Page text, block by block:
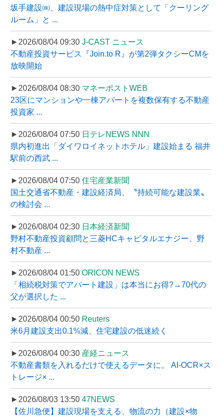
坂手建設㈱、建設現場の熱中症対策として「クーリング
ルーム」と ...
►2026/08/04 09:30 J-CAST ニュース
不動産投資サービス『Join.to R』が第2弾タクシーCMを
放映開始
►2026/08/04 08:30 マネーポストWEB
23区にマンションや一棟アパートを複数保有する不動産
投資家 ...
►2026/08/04 07:50 日テレNEWS NNN
県内初進出「ダイワロイネットホテル」建設始まる 福井
駅前の西武 ...
►2026/08/04 07:50 住宅産業新聞
国土交通省不動産・建設経済局、〝持続可能な建設業〟
の検討会 ...
►2026/08/04 02:30 日本経済新聞
野村不動産投資顧問と三菱HCキャピタルエナジー、野
村不動産 ...
►2026/08/04 01:50 ORICON NEWS
「相続税対策でアパート建設」は本当にお得?→70代の
父が選択した ...
►2026/08/04 00:50 Reuters
米6月建設支出0.1%減、住宅建設の低迷続く
►2026/08/04 00:30 産経ニュース
不動産書類を入れるだけで使えるデータに。 AI-OCR×ス
トレージ× ...
►2026/08/03 13:50 47NEWS
【佐川急便】建設現場を支える、物流の力（建設×物